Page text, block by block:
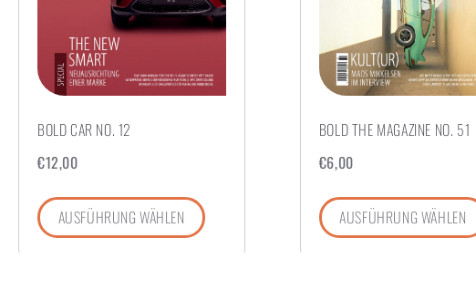
BOLD CAR NO. 12
€12,00
AUSFÜHRUNG WÄHLEN
BOLD THE MAGAZINE NO. 51
€6,00
AUSFÜHRUNG WÄHLEN